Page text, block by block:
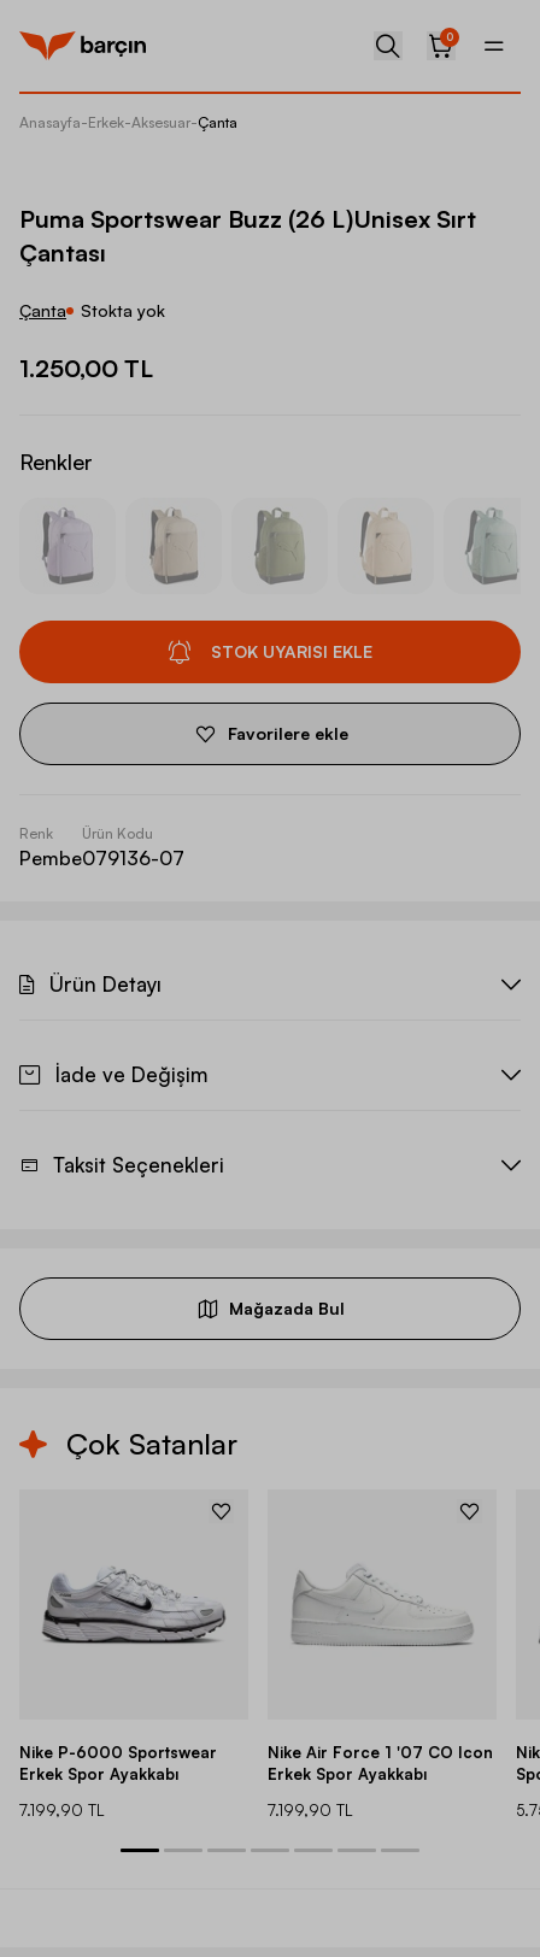
0
Anasayfa-Erkek-Aksesuar-Çanta
Puma Sportswear Buzz (26 L)Unisex Sırt
Çantası
Çanta Stokta yok
1.250,00 TL
Renkler
STOK UYARISI EKLE
Favorilere ekle
Renk
Pembe
Ürün Kodu
079136-07
Ürün Detayı
İade ve Değişim
Taksit Seçenekleri
Mağazada Bul
Çok Satanlar
Nike P-6000 Sportswear
Erkek Spor Ayakkabı
7.199,90 TL
Nike Air Force 1 '07 CO Icon
Erkek Spor Ayakkabı
7.199,90 TL